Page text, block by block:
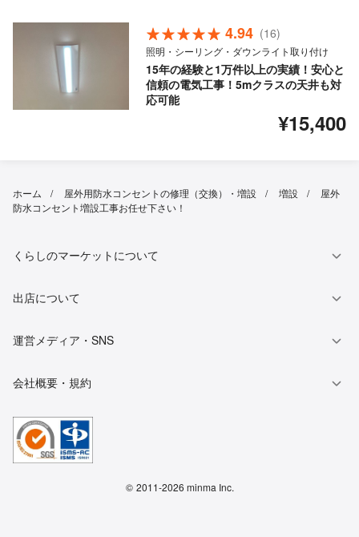
4.94 (16)
照明・シーリング・ダウンライト取り付け
15年の経験と1万件以上の実績！安心と
信頼の電気工事！5mクラスの天井も対
応可能
¥15,400
ホーム 屋外用防水コンセントの修理（交換）・増設 増設
屋外
防水コンセント増設工事お任せ下さい！
くらしのマーケットについて
出店について
運営メディア・SNS
会社概要・規約
© 2011-2026 minma Inc.